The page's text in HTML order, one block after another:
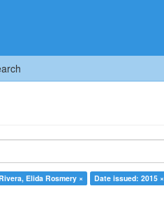
Elida Rosmery × Date issued: 2015 ×